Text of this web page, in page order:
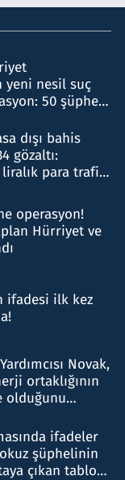
yeni nesil suç
50 şüpheli
dışı bahis
gözaltı:
liralık para trafiği
operasyon!
Hürriyet ve
ifadesi ilk kez
Novak,
ortaklığının
olduğunu
ifadeler
şüphelinin
çıkan tablo